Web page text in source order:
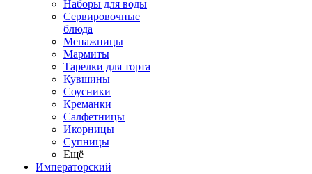
Наборы для воды
Сервировочные
блюда
Менажницы
Мармиты
Тарелки для торта
Кувшины
Соусники
Креманки
Салфетницы
Икорницы
Супницы
Ещё
Императорский